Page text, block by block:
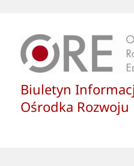
Biuletyn
Ośrodka Rozwoju